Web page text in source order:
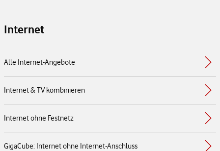
Internet
Alle Internet-Angebote
Internet & TV kombinieren
Internet ohne Festnetz
GigaCube: Internet ohne Internet-Anschluss